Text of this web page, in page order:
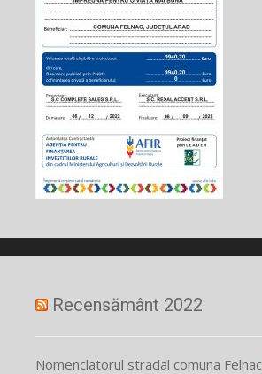
Recensământ 2022
Nomenclatorul stradal comuna Felnac